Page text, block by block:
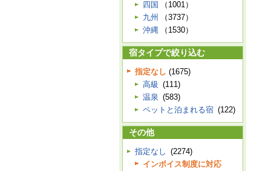
四国
（1001）
九州
（3737）
沖縄
（1530）
宿タイプで絞り込む
指定なし (1675)
高級 (111)
温泉 (583)
ペットと泊まれる宿 (122)
その他
指定なし (2274)
インボイス制度に対応